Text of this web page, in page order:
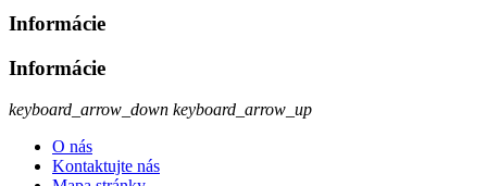
Informácie
Informácie
keyboard_arrow_down keyboard_arrow_up
O nás
Kontaktujte nás